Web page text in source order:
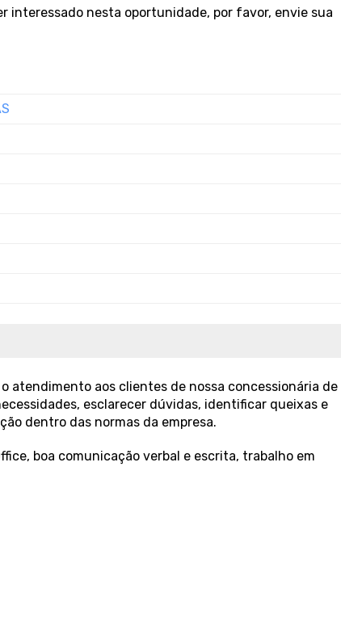
interessado nesta oportunidade, por favor, envie sua
atendimento aos clientes de nossa concessionária de
esclarecer dúvidas, identificar queixas e
dentro das normas da empresa.
boa comunicação verbal e escrita, trabalho em